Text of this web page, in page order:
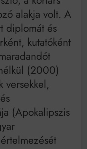
alakja volt. A
diplomát és
kutatóként
(2000)
versekkel,
(Apokalipszis